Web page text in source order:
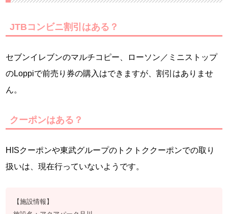
JTBコンビニ割引はある？
セブンイレブンのマルチコピー、ローソン／ミニストップ
のLoppiで前売り券の購入はできますが、割引はありませ
ん。
クーポンはある？
HISクーポンや東武グループのトクトククーポンでの取り
扱いは、現在行っていないようです。
【施設情報】